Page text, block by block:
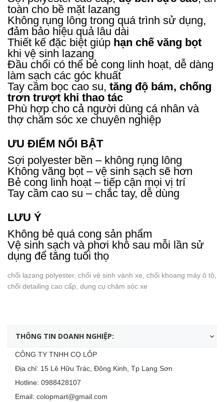
toàn cho bề mặt lazang
Không rụng lông trong quá trình sử dụng,
đảm bảo hiệu quả lâu dài
Thiết kế đặc biệt giúp hạn chế văng bọt
khi vệ sinh lazang
Đầu chổi có thể bẻ cong linh hoạt, dễ dàng
làm sạch các góc khuất
Tay cầm bọc cao su, tăng độ bám, chống
trơn trượt khi thao tác
Phù hợp cho cả người dùng cá nhân và
thợ chăm sóc xe chuyên nghiệp
ƯU ĐIỂM NỔI BẬT
Sợi polyester bền – không rụng lông
Không văng bọt – vệ sinh sạch sẽ hơn
Bẻ cong linh hoạt – tiếp cận mọi vị trí
Tay cầm cao su – chắc tay, dễ dùng
LƯU Ý
Không bẻ quá cong sản phẩm
Vệ sinh sạch và phơi khô sau mỗi lần sử
dụng để tăng tuổi thọ
chổi lazang polyester, chổi vệ sinh vành xe, chổi khoang máy ô tô,
chổi detailing cao cấp, dụng cụ chăm sóc xe
THÔNG TIN DOANH NGHIỆP:
CÔNG TY TNHH CỌ LỐP
Địa chỉ: 15 Lê Hữu Trác, Đông Kinh, Tp Lạng Sơn
Hotline: 0988428107
Email: colopmart@gmail.com